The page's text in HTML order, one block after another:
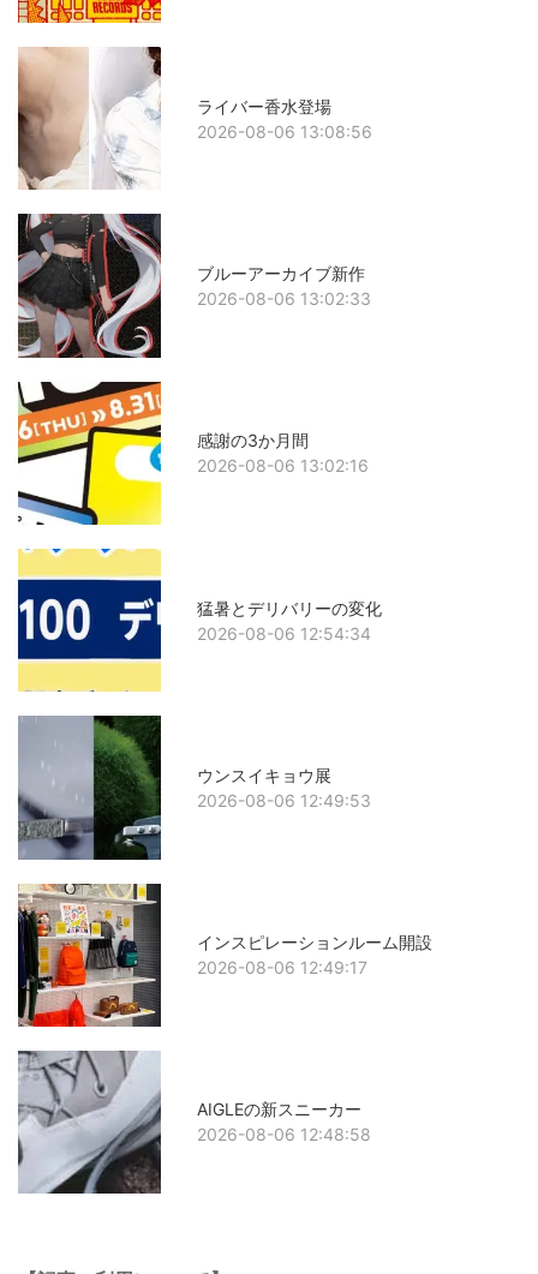
ライバー香水登場
2026-08-06 13:08:56
ブルーアーカイブ新作
2026-08-06 13:02:33
感謝の3か月間
2026-08-06 13:02:16
猛暑とデリバリーの変化
2026-08-06 12:54:34
ウンスイキョウ展
2026-08-06 12:49:53
インスピレーションルーム開設
2026-08-06 12:49:17
AIGLEの新スニーカー
2026-08-06 12:48:58